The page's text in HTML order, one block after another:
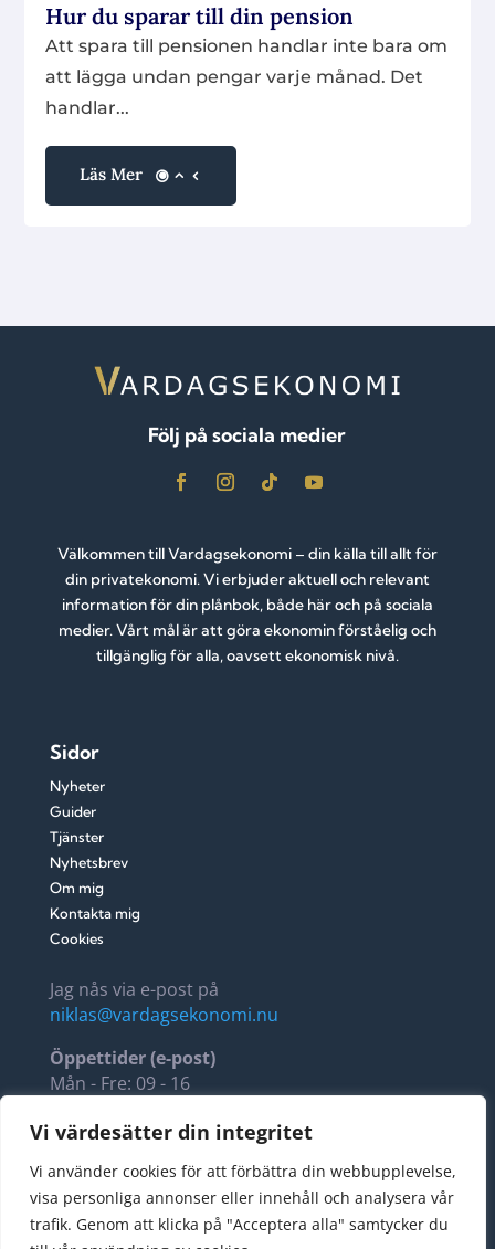
Vi värdesätter din integritet
Vi använder cookies för att förbättra din webbupplevelse,
visa personliga annonser eller innehåll och analysera vår
trafik. Genom att klicka på "Acceptera alla" samtycker du
Hur du sparar till din pension
Att spara till pensionen handlar inte bara om
att lägga undan pengar varje månad. Det
handlar...
Läs Mer
Följ på sociala medier
Välkommen till Vardagsekonomi – din källa till allt för
din privatekonomi. Vi erbjuder aktuell och relevant
information för din plånbok, både här och på sociala
medier. Vårt mål är att göra ekonomin förståelig och
tillgänglig för alla, oavsett ekonomisk nivå.
Sidor
Nyheter
Guider
Tjänster
Nyhetsbrev
Om mig
Kontakta mig
Cookies
Jag nås via e-post på
niklas@vardagsekonomi.nu
Öppettider (e-post)
Mån - Fre: 09 - 16
Fellus AB, 5594288564
Stora Torggatan 22
274 34 Skurup
Sverige